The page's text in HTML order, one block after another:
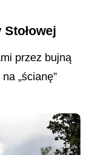
przez bujną
„ścianę”